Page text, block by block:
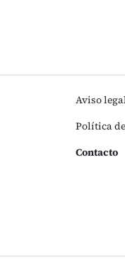
Aviso
Política
Contacto